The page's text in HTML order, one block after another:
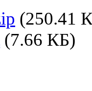
(250.41
(7.66 КБ)